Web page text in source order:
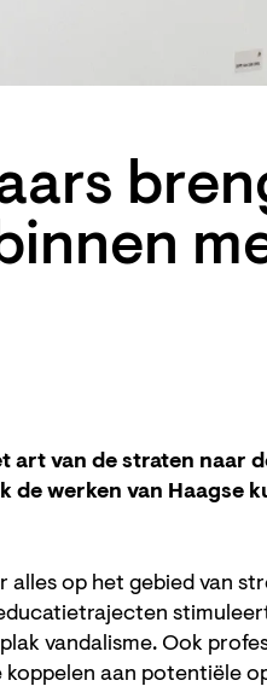
van de straten naar
de werken van Haagse
alles op het gebied van
vandalisme. Ook
aan potentiële